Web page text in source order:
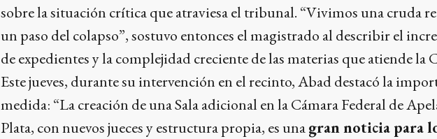
sobre la situación crítica que atraviesa el tribunal. “Vivimos una cruda
un paso del colapso”, sostuvo entonces el magistrado al describir el
de expedientes y la complejidad creciente de las materias que atiende la
Este jueves, durante su intervención en el recinto, Abad destacó la
medida: “La creación de una Sala adicional en la Cámara Federal de
Plata, con nuevos jueces y estructura propia, es unagran noticia para